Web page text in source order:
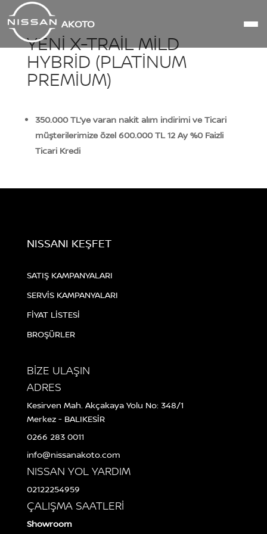
AKOTO
YENI X-TRAIL MILD
HYBRID (PLATINUM
PREMIUM)
350.000 TL’ye varan nakit alım indirimi ve Ticari
müşterilerimize özel 600.000 TL 12 Ay %0 Faizli
Ticari Kredi
NISSANI KEŞFET
SATIŞ KAMPANYALARI
SERVİS KAMPANYALARI
FİYAT LİSTESİ
BROŞÜRLER
BİZE ULAŞIN
ADRES
Kesirven Mah. Akçakaya Yolu No: 348/1
Merkez - BALIKESİR
0266 283 0011
info@nissanakoto.com
NISSAN YOL YARDIM
02122254959
ÇALIŞMA SAATLERİ
Showroom